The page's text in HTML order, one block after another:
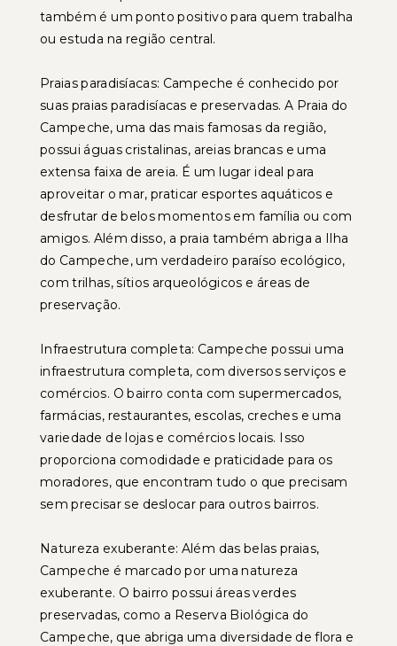
também é um ponto positivo para quem trabalha
ou estuda na região central.
Praias paradisíacas: Campeche é conhecido por
suas praias paradisíacas e preservadas. A Praia do
Campeche, uma das mais famosas da região,
possui águas cristalinas, areias brancas e uma
extensa faixa de areia. É um lugar ideal para
aproveitar o mar, praticar esportes aquáticos e
desfrutar de belos momentos em família ou com
amigos. Além disso, a praia também abriga a Ilha
do Campeche, um verdadeiro paraíso ecológico,
com trilhas, sítios arqueológicos e áreas de
preservação.
Infraestrutura completa: Campeche possui uma
infraestrutura completa, com diversos serviços e
comércios. O bairro conta com supermercados,
farmácias, restaurantes, escolas, creches e uma
variedade de lojas e comércios locais. Isso
proporciona comodidade e praticidade para os
moradores, que encontram tudo o que precisam
sem precisar se deslocar para outros bairros.
Natureza exuberante: Além das belas praias,
Campeche é marcado por uma natureza
exuberante. O bairro possui áreas verdes
preservadas, como a Reserva Biológica do
Campeche, que abriga uma diversidade de flora e